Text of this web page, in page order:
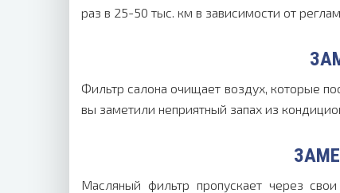
раз в 25-50 тыс. км в зависимости от
Фильтр салона очищает воздух, которые
вы заметили неприятный запах из
Масляный фильтр пропускает через